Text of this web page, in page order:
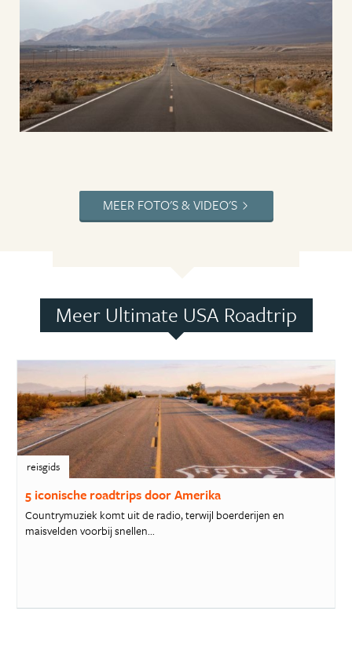
MEER FOTO'S & VIDEO'S
Meer Ultimate USA Roadtrip
reisgids
5 iconische roadtrips door Amerika
Countrymuziek komt uit de radio, terwijl boerderijen en
maisvelden voorbij snellen...